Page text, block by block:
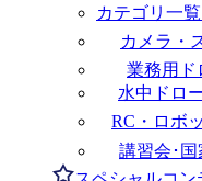
カテゴリ一覧
カメラ・
業務用ド
水中ドロ
RC・ロボ
講習会･